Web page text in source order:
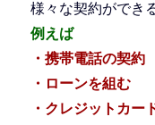
様々な契約ができ
例えば
・携帯電話の契約
・ローンを組む
・クレジットカー